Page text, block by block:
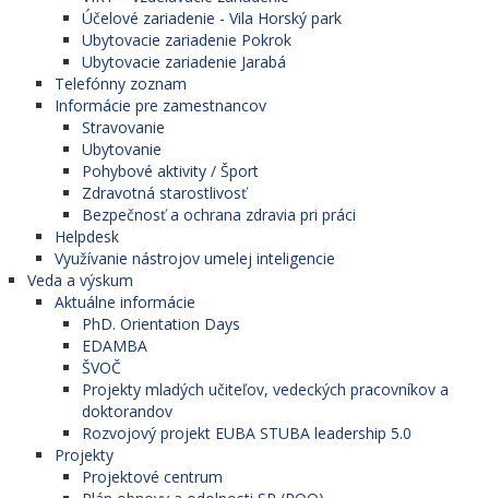
Účelové zariadenie - Vila Horský park
Ubytovacie zariadenie Pokrok
Ubytovacie zariadenie Jarabá
Telefónny zoznam
Informácie pre zamestnancov
Stravovanie
Ubytovanie
Pohybové aktivity / Šport
Zdravotná starostlivosť
Bezpečnosť a ochrana zdravia pri práci
Helpdesk
Využívanie nástrojov umelej inteligencie
Veda a výskum
Aktuálne informácie
PhD. Orientation Days
EDAMBA
ŠVOČ
Projekty mladých učiteľov, vedeckých pracovníkov a
doktorandov
Rozvojový projekt EUBA STUBA leadership 5.0
Projekty
Projektové centrum